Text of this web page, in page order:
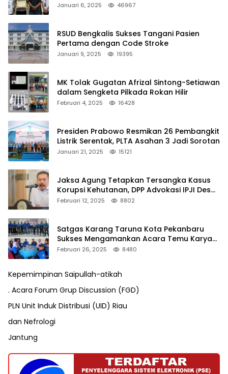
Januari 6, 2025 46967
RSUD Bengkalis Sukses Tangani Pasien
Pertama dengan Code Stroke
Januari 9, 2025 19395
MK Tolak Gugatan Afrizal Sintong-Setiawan
dalam Sengketa Pilkada Rokan Hilir
Februari 4, 2025 16428
Presiden Prabowo Resmikan 26 Pembangkit
Listrik Serentak, PLTA Asahan 3 Jadi Sorotan
Januari 21, 2025 15121
Jaksa Agung Tetapkan Tersangka Kasus
Korupsi Kehutanan, DPP Advokasi IPJI Desak
Pengusutan Pajak RAPP
Februari 12, 2025 8802
Satgas Karang Taruna Kota Pekanbaru
Sukses Mengamankan Acara Temu Karya
VII Karang Taruna Pekanbaru
Februari 26, 2025 8480
Kepemimpinan Saipullah-atikah
. Acara Forum Grup Discussion (FGD)
PLN Unit Induk Distribusi (UID) Riau
dan Nefrologi
Jantung